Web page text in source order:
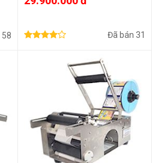
58 Đã bán 31